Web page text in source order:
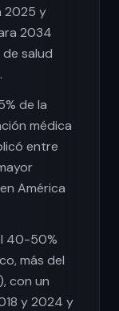
2025 y
2034
salud
de la
médica
entre
América
40-50%
más del
con un
y 2024 y